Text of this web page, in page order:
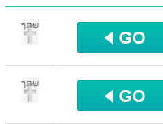
שתף
שתף